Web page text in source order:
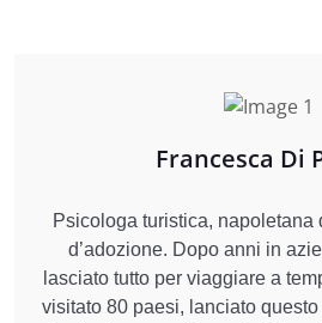
Francesca Di
Psicologa turistica, napoletana
d’adozione. Dopo anni in
lasciato tutto per viaggiare a
visitato 80 paesi, lanciato